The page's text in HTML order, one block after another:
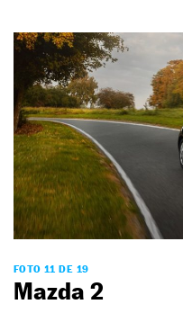
FOTO 11 DE 19
Mazda 2